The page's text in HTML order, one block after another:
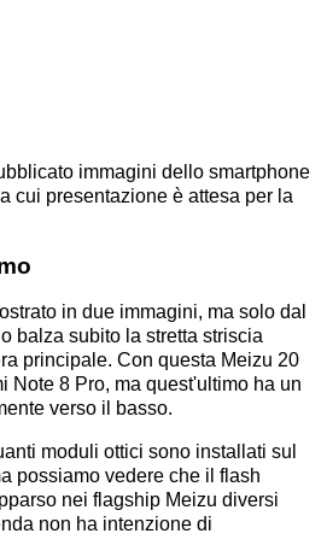
immagini dello smartphone
cui presentazione è attesa per la
in due immagini, ma solo dal
balza subito la stretta striscia
principale. Con questa Meizu 20
Note 8 Pro, ma quest'ultimo ha un
verso il basso.
moduli ottici sono installati sul
possiamo vedere che il flash
nei flagship Meizu diversi
non ha intenzione di